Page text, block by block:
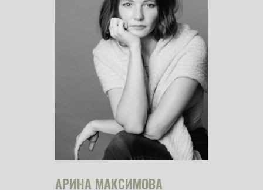
АРИНА МАКСИМОВА